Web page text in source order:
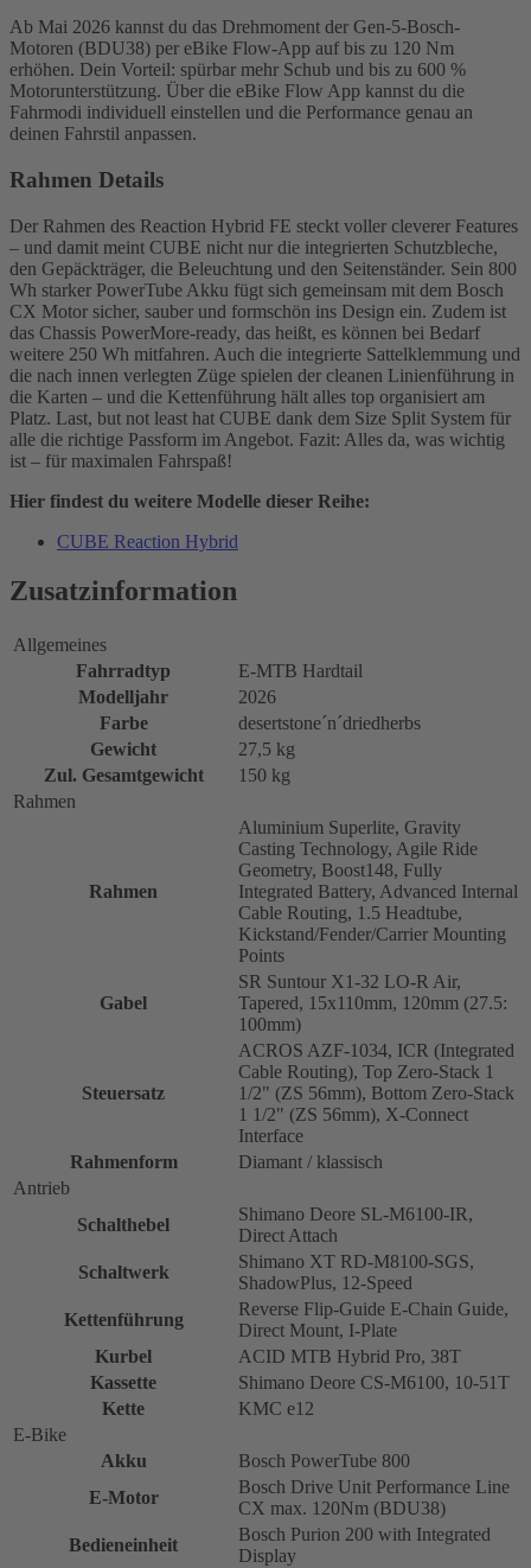
Ab Mai 2026 kannst du das Drehmoment der Gen-5-Bosch-
Motoren (BDU38) per eBike Flow-App auf bis zu 120 Nm
erhöhen. Dein Vorteil: spürbar mehr Schub und bis zu 600 %
Motorunterstützung. Über die eBike Flow App kannst du die
Fahrmodi individuell einstellen und die Performance genau an
deinen Fahrstil anpassen.
Rahmen Details
Der Rahmen des Reaction Hybrid FE steckt voller cleverer Features
– und damit meint CUBE nicht nur die integrierten Schutzbleche,
den Gepäckträger, die Beleuchtung und den Seitenständer. Sein 800
Wh starker PowerTube Akku fügt sich gemeinsam mit dem Bosch
CX Motor sicher, sauber und formschön ins Design ein. Zudem ist
das Chassis PowerMore-ready, das heißt, es können bei Bedarf
weitere 250 Wh mitfahren. Auch die integrierte Sattelklemmung und
die nach innen verlegten Züge spielen der cleanen Linienführung in
die Karten – und die Kettenführung hält alles top organisiert am
Platz. Last, but not least hat CUBE dank dem Size Split System für
alle die richtige Passform im Angebot. Fazit: Alles da, was wichtig
ist – für maximalen Fahrspaß!
Hier findest du weitere Modelle dieser Reihe:
CUBE Reaction Hybrid
Zusatzinformation
Allgemeines
Fahrradtyp
E-MTB Hardtail
Modelljahr
2026
Farbe
desertstone´n´driedherbs
Gewicht
27,5 kg
Zul. Gesamtgewicht
150 kg
Rahmen
Rahmen
Aluminium Superlite, Gravity
Casting Technology, Agile Ride
Geometry, Boost148, Fully
Integrated Battery, Advanced Internal
Cable Routing, 1.5 Headtube,
Kickstand/Fender/Carrier Mounting
Points
Gabel
SR Suntour X1-32 LO-R Air,
Tapered, 15x110mm, 120mm (27.5:
100mm)
Steuersatz
ACROS AZF-1034, ICR (Integrated
Cable Routing), Top Zero-Stack 1
1/2" (ZS 56mm), Bottom Zero-Stack
1 1/2" (ZS 56mm), X-Connect
Interface
Rahmenform
Diamant / klassisch
Antrieb
Schalthebel
Shimano Deore SL-M6100-IR,
Direct Attach
Schaltwerk
Shimano XT RD-M8100-SGS,
ShadowPlus, 12-Speed
Kettenführung
Reverse Flip-Guide E-Chain Guide,
Direct Mount, I-Plate
Kurbel
ACID MTB Hybrid Pro, 38T
Kassette
Shimano Deore CS-M6100, 10-51T
Kette
KMC e12
E-Bike
Akku
Bosch PowerTube 800
E-Motor
Bosch Drive Unit Performance Line
CX max. 120Nm (BDU38)
Bedieneinheit
Bosch Purion 200 with Integrated
Display